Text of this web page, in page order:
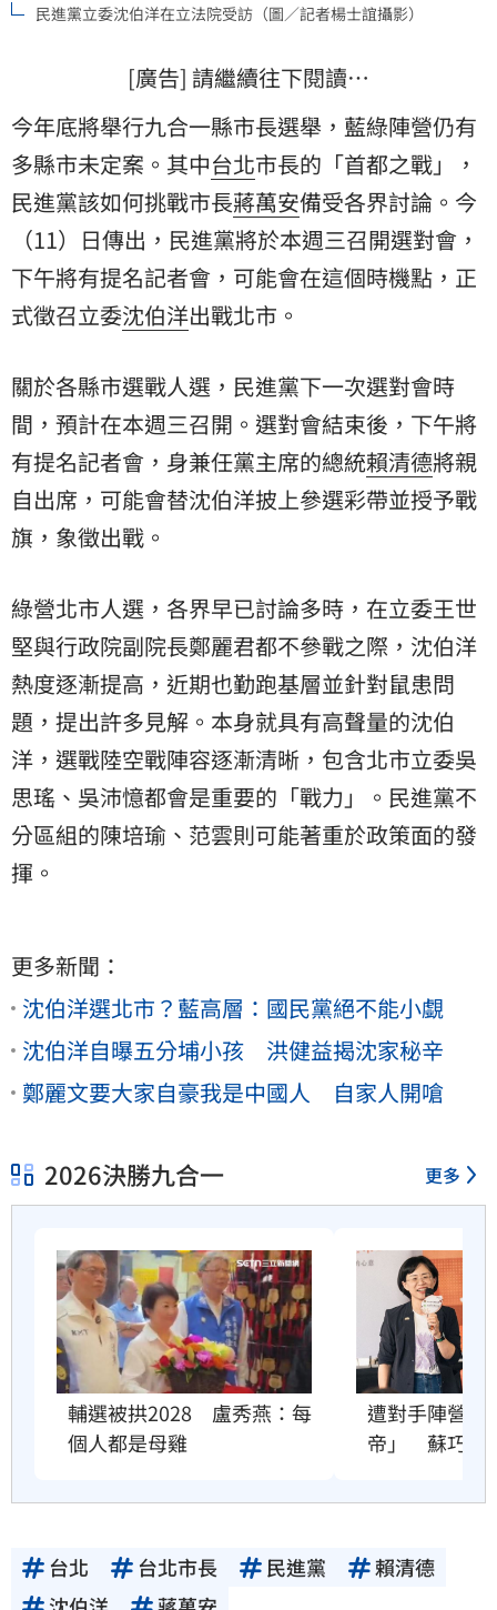
民進黨立委沈伯洋在立法院受訪（圖／記者楊士誼攝影）
[廣告] 請繼續往下閱讀…
今年底將舉行九合一縣市長選舉，藍綠陣營仍有
多縣市未定案。其中台北市長的「首都之戰」，
民進黨該如何挑戰市長蔣萬安備受各界討論。今
（11）日傳出，民進黨將於本週三召開選對會，
下午將有提名記者會，可能會在這個時機點，正
式徵召立委沈伯洋出戰北市。
關於各縣市選戰人選，民進黨下一次選對會時
間，預計在本週三召開。選對會結束後，下午將
有提名記者會，身兼任黨主席的總統賴清德將親
自出席，可能會替沈伯洋披上參選彩帶並授予戰
旗，象徵出戰。
綠營北市人選，各界早已討論多時，在立委王世
堅與行政院副院長鄭麗君都不參戰之際，沈伯洋
熱度逐漸提高，近期也勤跑基層並針對鼠患問
題，提出許多見解。本身就具有高聲量的沈伯
洋，選戰陸空戰陣容逐漸清晰，包含北市立委吳
思瑤、吳沛憶都會是重要的「戰力」。民進黨不
分區組的陳培瑜、范雲則可能著重於政策面的發
揮。
更多新聞：
沈伯洋選北市？藍高層：國民黨絕不能小覷
沈伯洋自曝五分埔小孩 洪健益揭沈家秘辛
鄭麗文要大家自豪我是中國人 自家人開嗆
2026決勝九合一 更多
輔選被拱2028　盧秀燕：每
個人都是母雞
遭對手陣營諷
帝」　蘇巧慧
台北 台北市長 民進黨
賴清德